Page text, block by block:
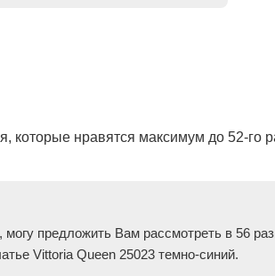
которые нравятся максимум до 52-го
предложить Вам рассмотреть в 56
Vittoria Queen 25023 темно-синий.